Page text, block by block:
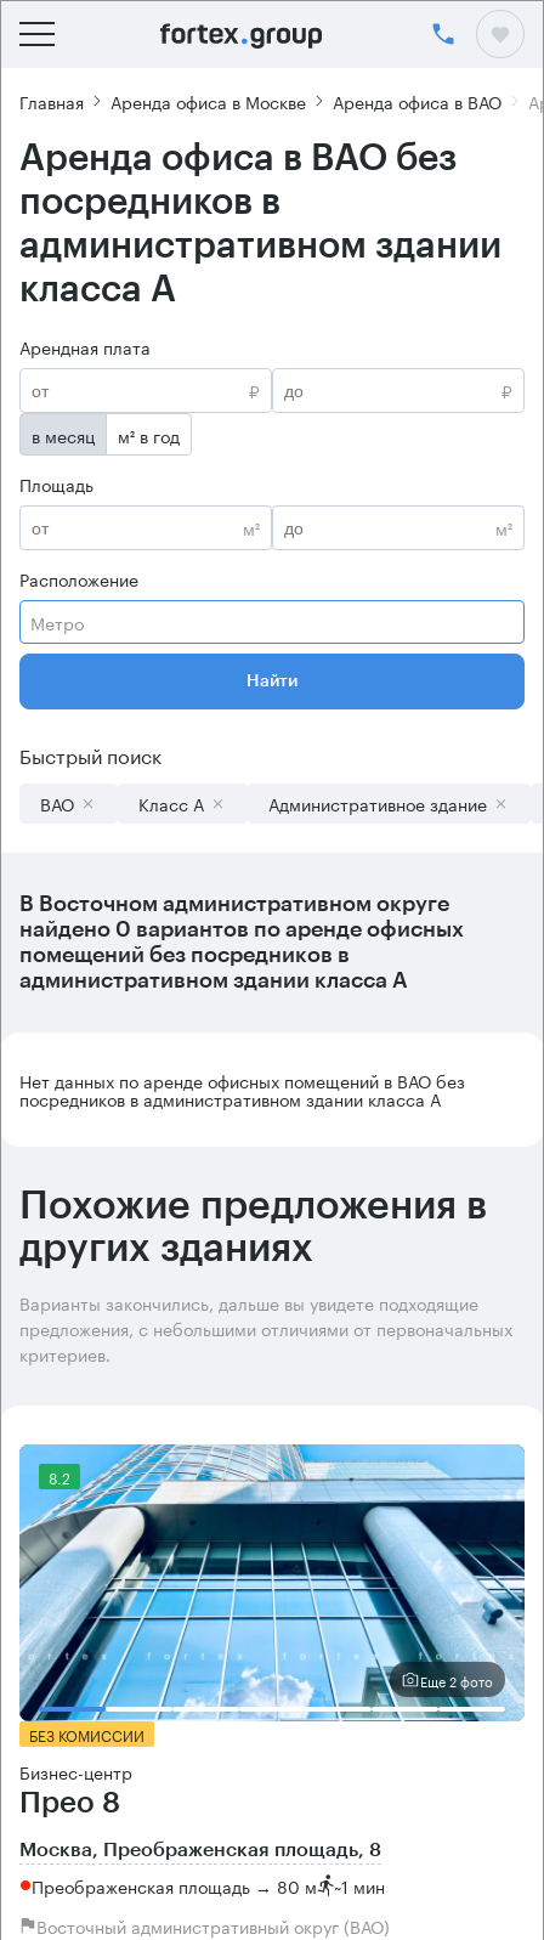
Главная Аренда офиса в Москве Аренда офиса в ВАО
Аренда офиса в ВАО без
посредников в
административном здании
класса А
Арендная плата
₽
₽
в месяц
м² в год
Площадь
м²
м²
Расположение
Метро
Найти
Быстрый поиск
ВАО Класс А Административное здание
В Восточном административном округе
найдено 0 вариантов по аренде офисных
помещений без посредников в
административном здании класса А
Нет данных по аренде офисных помещений в ВАО без
посредников в административном здании класса А
Похожие предложения в
других зданиях
Варианты закончились, дальше вы увидете подходящие
предложения, с небольшими отличиями от первоначальных
критериев.
8.2
Еще 2 фото
БЕЗ КОМИССИИ
Бизнес-центр
Прео 8
Москва, Преображенская площадь, 8
Преображенская площадь → 80 м ~1 мин
Восточный административный округ (ВАО)